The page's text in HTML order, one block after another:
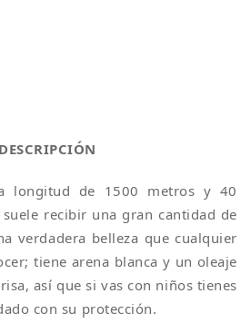
DESCRIPCIÓN
longitud de 1500 metros y 40
recibir una gran cantidad de
verdadera belleza que cualquier
tiene arena blanca y un oleaje
así que si vas con niños tienes
con su protección.